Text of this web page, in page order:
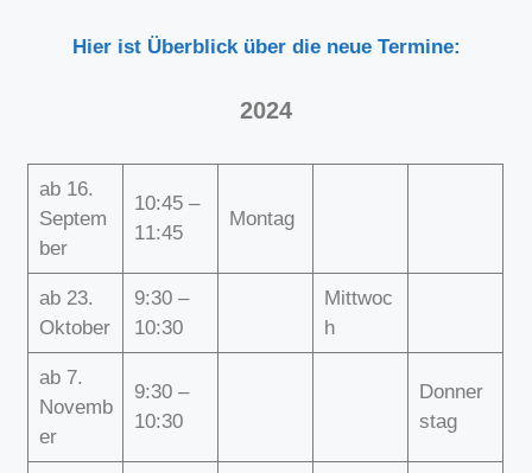
Hier ist Überblick über die neue Termine:
2024
ab 16.
Septem
ber
10:45 –
11:45
Montag
ab 23.
Oktober
9:30 –
10:30
Mittwoc
h
ab 7.
Novemb
er
9:30 –
10:30
Donner
stag